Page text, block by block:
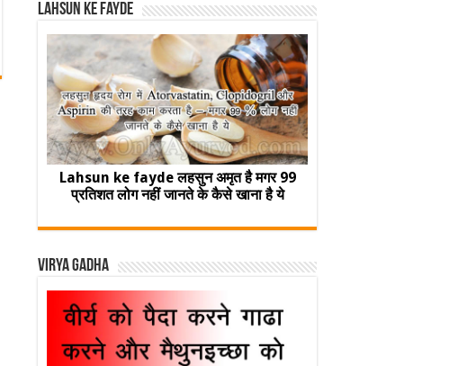
Lahsun ke fayde
Lahsun ke fayde लहसुन अमृत है मगर 99
प्रतिशत लोग नहीं जानते के कैसे खाना है ये
Virya Gadha